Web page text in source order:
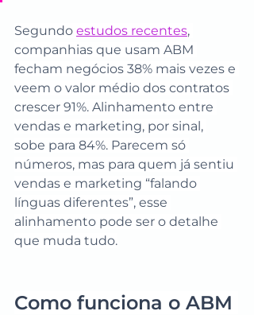
Segundo estudos recentes,
companhias que usam ABM
fecham negócios 38% mais vezes e
veem o valor médio dos contratos
crescer 91%. Alinhamento entre
vendas e marketing, por sinal,
sobe para 84%. Parecem só
números, mas para quem já sentiu
vendas e marketing “falando
línguas diferentes”, esse
alinhamento pode ser o detalhe
que muda tudo.
Como funciona o ABM